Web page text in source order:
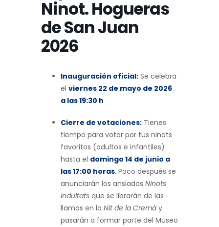
Ninot. Hogueras
de San Juan
2026
Inauguración oficial: Se celebra
el viernes 22 de mayo de 2026
a las 19:30 h
Cierre de votaciones: Tienes
tiempo para votar por tus ninots
favoritos (adultos e infantiles)
hasta el domingo 14 de junio a
las 17:00 horas. Poco después se
anunciarán los ansiados Ninots
Indultats que se librarán de las
llamas en la Nit de la Cremà y
pasarán a formar parte del Museo